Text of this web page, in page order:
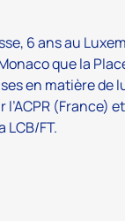
6 ans au
que la
en matière de
(France)
FT.